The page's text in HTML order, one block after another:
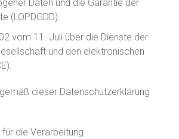
Daten und die Garantie der
(LOPDGDD).
vom 11. Juli über die Dienste der
und den elektronischen
dieser Datenschutzerklärung
die Verarbeitung